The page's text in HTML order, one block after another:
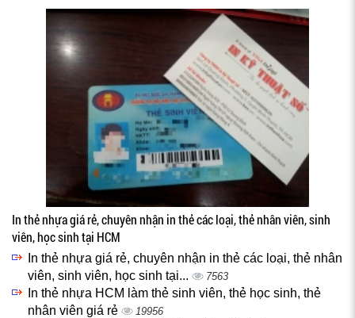
In thẻ nhựa giá rẻ, chuyên nhận in thẻ các loại, thẻ nhân viên, sinh
viên, học sinh tại HCM
In thẻ nhựa giá rẻ, chuyên nhận in thẻ các loại, thẻ nhân
viên, sinh viên, học sinh tại...
7563
In thẻ nhựa HCM làm thẻ sinh viên, thẻ học sinh, thẻ
nhân viên giá rẻ
19956